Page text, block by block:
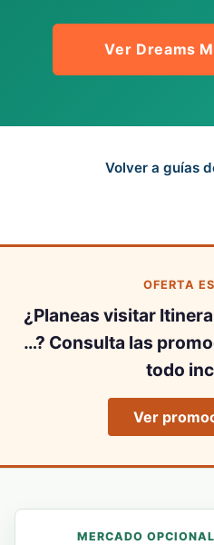
Ver Dreams
Volver a guías
OFERTA
¿Planeas visitar
…? Consulta las
todo
Ver
MERCADO